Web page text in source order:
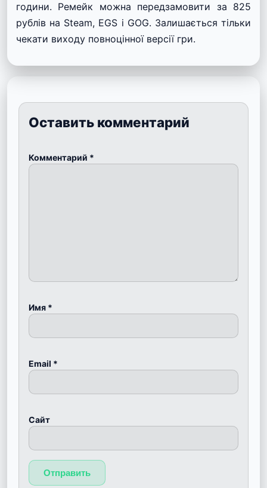
години. Ремейк можна передзамовити за 825
рублів на Steam, EGS і GOG. Залишається тільки
чекати виходу повноцінної версії гри.
Оставить комментарий
Комментарий *
Имя *
Email *
Сайт